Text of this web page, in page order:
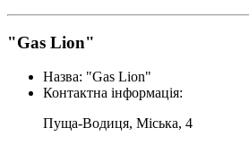
"Gas Lion"
Назва: "Gas Lion"
Контактна інформація:
Пуща-Водиця, Міська, 4